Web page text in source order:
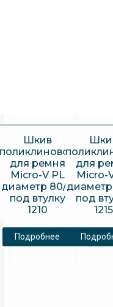
Шкив
для ремня
Micro-V PL
диаметр 80/8
под втулку
1210
Подробнее
для
Micro-
диаметр
под
1215